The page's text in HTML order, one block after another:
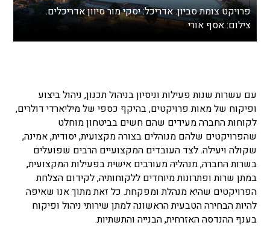
פרויקט צומת סביון.אדריכל: יסקי מור סיוון אדריכלים.
צילום:אסף אורי
עם עשרות שנות פעילות וניסיון בניהול תכנון, ניהול ביצוע
ופיקוח של מאות פרויקטים, בהיקף כספי של מיליארדי דולרים,
לקוחות החברה מעידים שהם חשים בביטחון מוחלט
שהפרויקטים שלהם מנוהלים בצורה מקצועית, יסודית, אמינה,
שקולה ויעילה. לצד העובדים המקצועיים הרבים שפועלים
בשרות החברה, מנהליה מעורבים אישית בפעילות המקצועית,
במתן שרות ופתרונות מיוחדים ללקוחותיה, לקידום הצלחת
הפרויקטים שהיא מנהלת ומפקחת. כל זאת מתוך אנו שאיפה
להיות הבחירה הטבעית הראשונה למתן שירותי ניהול ופיקוח
בענף ההנדסה האזרחית, הבנייה והתשתיות.